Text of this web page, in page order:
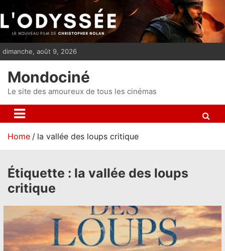
i
p
t
n
t
dimanche, août 9, 2026
Mondociné
Le site des amoureux de tous les cinémas
Home la vallée des loups critique
Étiquette : la vallée des loups
critique